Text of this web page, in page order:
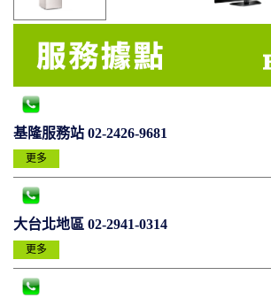
基隆服務站 02-2426-9681
更多
大台北地區 02-2941-0314
更多